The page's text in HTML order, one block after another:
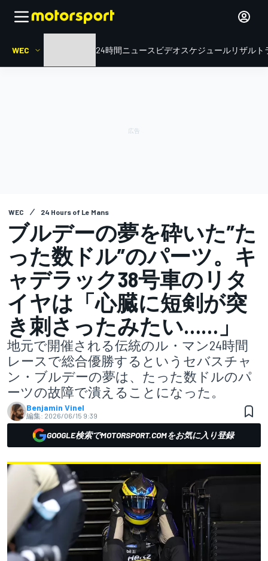
WEC ル・マン24時間ニュース ビデオスケジュールリザルト
WEC 24 Hours of Le Mans
ブルデーの夢を砕いた”た
った数ドル”のパーツ。キ
ャデラック38号車のリタ
イヤは「心臓に短剣が突
き刺さったみたい……」
地元で開催される伝統のル・マン24時間
レースで総合優勝するというセバスチャ
ン・ブルデーの夢は、たった数ドルのパ
ーツの故障で潰えることになった。
Benjamin Vinel
編集: 2026/06/15 9:39
GOOGLE検索でMOTORSPORT.COMをお気に入り登録